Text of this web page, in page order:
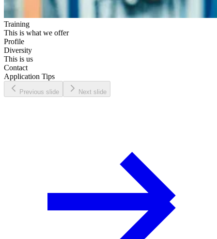
Training
This is what we offer
Profile
Diversity
This is us
Contact
Application Tips
Previous slide Next slide